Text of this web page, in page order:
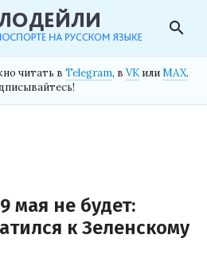
search
читать в Telegram, в VK илиMAX.
мая не будет:
к Зеленскому